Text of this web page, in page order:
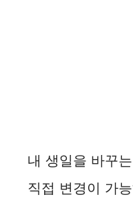
내 생일을 바꾸
직접 변경이 가